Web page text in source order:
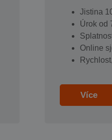
Jistina
Úrok od
Online
Více